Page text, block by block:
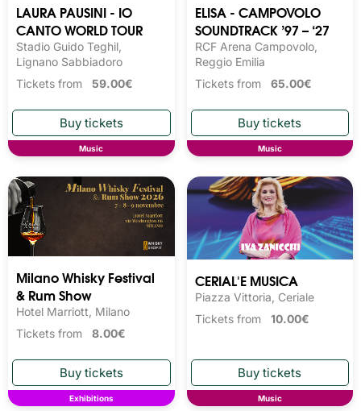
LAURA PAUSINI - IO
CANTO WORLD TOUR
Stadio Guido Teghil,
Lignano Sabbiadoro
Tickets from 59.00€
Music
ELISA - CAMPOVOLO
SOUNDTRACK ’97 – ‘27
RCF Arena Campovolo,
Reggio Emilia
Tickets from 65.00€
Music
Milano Whisky Festival
& Rum Show
Hotel Marriott, Milano
Tickets from 8.00€
Exhibitions
CERIAL'E MUSICA
Piazza Vittoria, Ceriale
Tickets from 10.00€
Music